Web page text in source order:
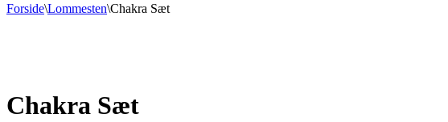
Forside\Lommesten\Chakra Sæt
Chakra Sæt